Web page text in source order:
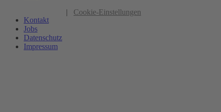
Kontakt
Jobs
Datenschutz
Impressum
| Cookie-Einstellungen